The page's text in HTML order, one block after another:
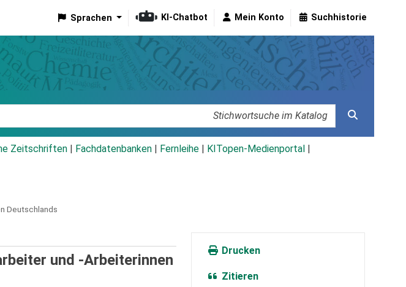
Sprachen KI-Chatbot Mein Konto Suchhistorie
Zeitschriften Fachdatenbanken Fernleihe KITopen-Medienportal
Deutschlands
und -Arbeiterinnen
Drucken
Zitieren